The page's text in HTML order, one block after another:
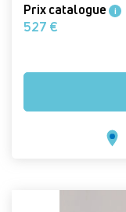
Prix catalogue i
527 €